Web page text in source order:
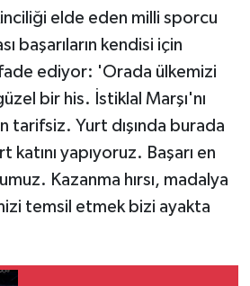
elde eden milli sporcu
başarıların kendisi için
ifade ediyor: 'Orada ülkemizi
bir his. İstiklal Marşı'nı
tarifsiz. Yurt dışında burada
katını yapıyoruz. Başarı en
Kazanma hırsı, madalya
temsil etmek bizi ayakta